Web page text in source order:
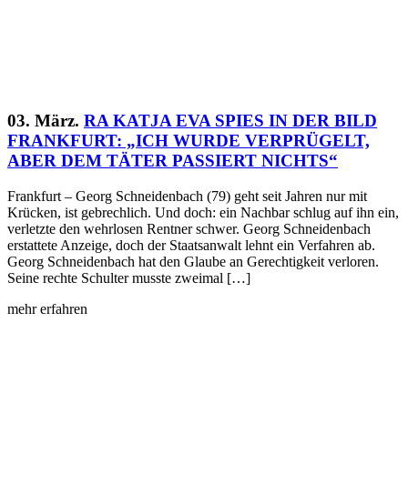
03. März. RA KATJA EVA SPIES IN DER BILD
FRANKFURT: „ICH WURDE VERPRÜGELT,
ABER DEM TÄTER PASSIERT NICHTS“
Frankfurt – Georg Schneidenbach (79) geht seit Jahren nur mit
Krücken, ist gebrechlich. Und doch: ein Nachbar schlug auf ihn ein,
verletzte den wehrlosen Rentner schwer. Georg Schneidenbach
erstattete Anzeige, doch der Staatsanwalt lehnt ein Verfahren ab.
Georg Schneidenbach hat den Glaube an Gerechtigkeit verloren.
Seine rechte Schulter musste zweimal […]
mehr erfahren